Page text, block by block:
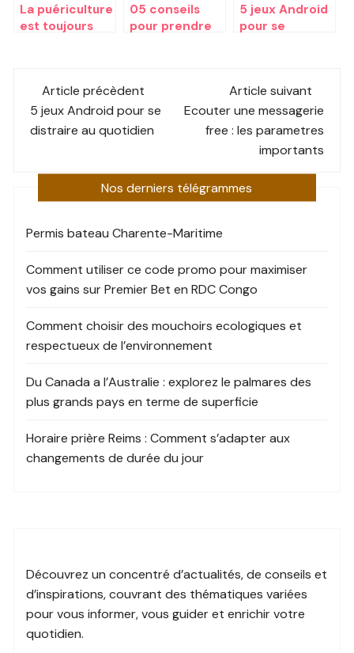
La puériculture
est toujours
05 conseils
pour prendre
5 jeux Android
pour se
Post
navigation
Article précèdent
5 jeux Android pour se
distraire au quotidien
Article suivant
Ecouter une messagerie
free : les parametres
importants
Nos derniers télégrammes
Permis bateau Charente-Maritime
Comment utiliser ce code promo pour maximiser
vos gains sur Premier Bet en RDC Congo
Comment choisir des mouchoirs ecologiques et
respectueux de l’environnement
Du Canada a l’Australie : explorez le palmares des
plus grands pays en terme de superficie
Horaire prière Reims : Comment s’adapter aux
changements de durée du jour
Découvrez unconcentré d’actualités, de conseils et
d’inspirations, couvrant des thématiques variées
pour vous informer, vous guider etenrichir votre
quotidien.